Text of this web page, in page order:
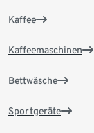
Kaffee
Kaffeemaschinen
Bettwäsche
Sportgeräte